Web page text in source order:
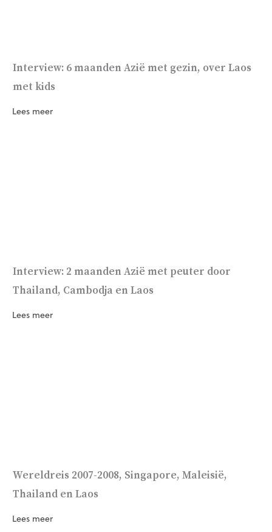
Interview: 6 maanden Azië met gezin, over Laos
met kids
Lees meer
Interview: 2 maanden Azië met peuter door
Thailand, Cambodja en Laos
Lees meer
Wereldreis 2007-2008, Singapore, Maleisië,
Thailand en Laos
Lees meer